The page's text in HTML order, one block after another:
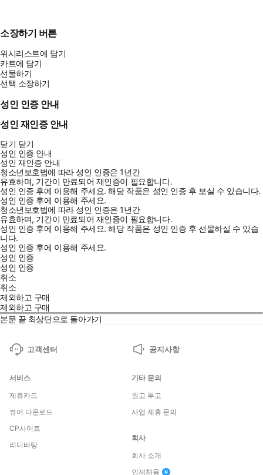
소장하기 버튼
위시리스트에 담기
카트에 담기
선물하기
선택 소장하기
성인 인증 안내
성인 재인증 안내
닫기 닫기
성인 인증 안내
성인 재인증 안내
청소년보호법에 따라 성인 인증은 1년간
유효하며, 기간이 만료되어 재인증이 필요합니다.
성인 인증 후에 이용해 주세요.해당 작품은 성인 인증 후 보실 수 있습니다.
성인 인증 후에 이용해 주세요.
청소년보호법에 따라 성인 인증은 1년간
유효하며, 기간이 만료되어 재인증이 필요합니다.
성인 인증 후에 이용해 주세요.해당 작품은 성인 인증 후 선물하실 수 있습
니다.
성인 인증 후에 이용해 주세요.
성인 인증
성인 인증
취소
취소
제외하고 구매
제외하고 구매
본문 끝 최상단으로 돌아가기
고객센터 공지사항
서비스
제휴카드
뷰어 다운로드
CP사이트
리디바탕
기타 문의
원고 투고
사업 제휴 문의
회사
회사 소개
인재채용